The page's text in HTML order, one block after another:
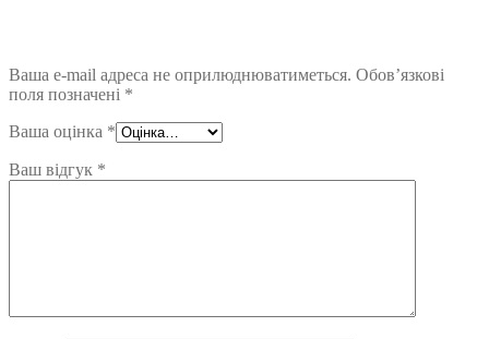
Ваша e-mail адреса не оприлюднюватиметься. Обов’язкові
поля позначені *
Ваша оцінка *
Ваш відгук *